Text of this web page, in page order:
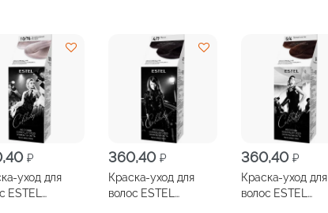
блондин
₽
уход для
ESTEL
360,40 ₽
Краска-уход для
волос ESTEL
360,40 ₽
Краска-уход для
волос ESTEL